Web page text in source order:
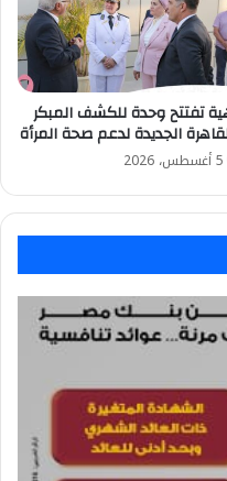
تفتتح وحدة للكشف المبكر
الجديدة لدعم صحة المرأة
5 أغسطس، 2026